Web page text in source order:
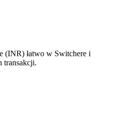
(INR) łatwo w Switchere i
transakcji.